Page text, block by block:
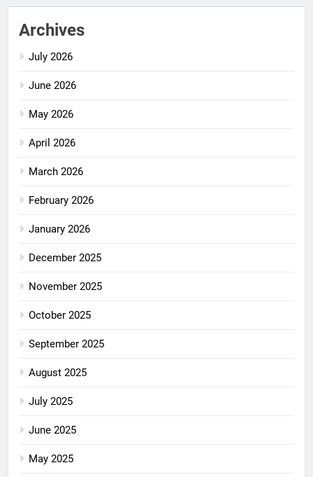
Archives
July 2026
June 2026
May 2026
April 2026
March 2026
February 2026
January 2026
December 2025
November 2025
October 2025
September 2025
August 2025
July 2025
June 2025
May 2025